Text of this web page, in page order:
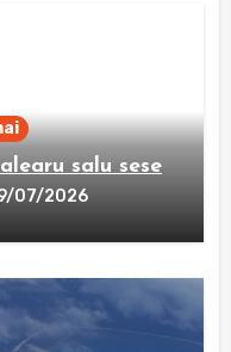
salu sese
07/2026